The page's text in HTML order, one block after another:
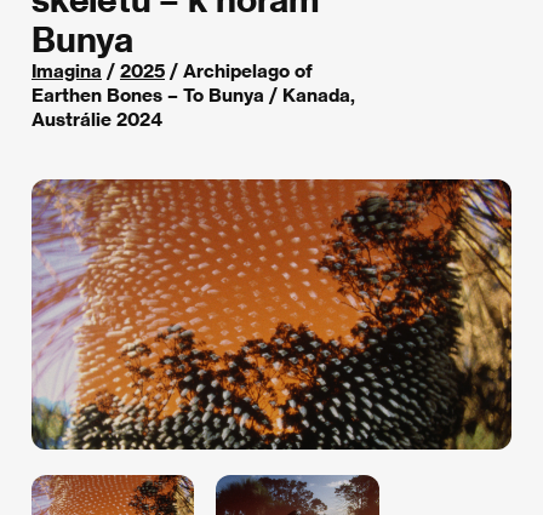
Bunya
Imagina / 2025 / Archipelago of
Earthen Bones – To Bunya / Kanada,
Austrálie 2024